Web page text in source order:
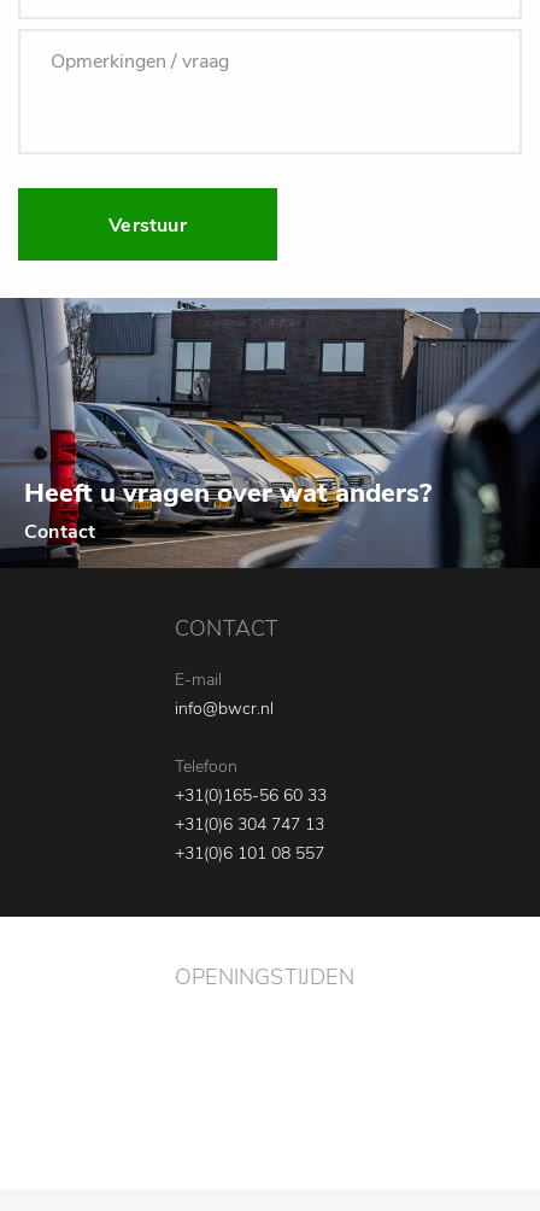
Verstuur
Heeft u vragen over wat anders?
Contact
CONTACT
E-mail
info@bwcr.nl
Telefoon
+31(0)165-56 60 33
+31(0)6 304 747 13
+31(0)6 101 08 557
OPENINGSTIJDEN